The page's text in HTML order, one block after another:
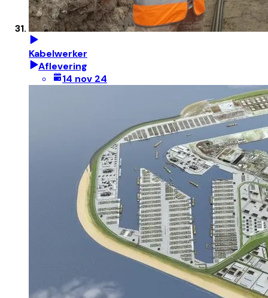
Kabelwerker
Aflevering
14 nov 24